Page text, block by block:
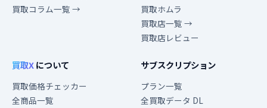
買取コラム一覧 →
買取ホムラ
買取店一覧 →
買取店レビュー
買取Xについて
買取価格チェッカー
全商品一覧
サブスクリプション
プラン一覧
全買取データ DL